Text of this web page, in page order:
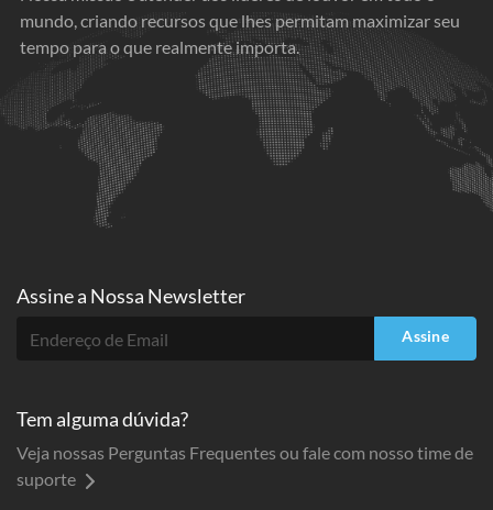
mundo, criando recursos que lhes permitam maximizar seu
tempo para o que realmente importa.
Assine a Nossa Newsletter
Assine
Tem alguma dúvida?
Veja nossas Perguntas Frequentes ou fale com nosso time de
suporte